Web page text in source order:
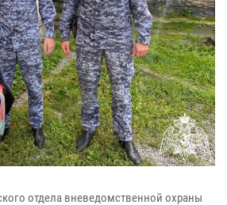
отдела вневедомственной охраны